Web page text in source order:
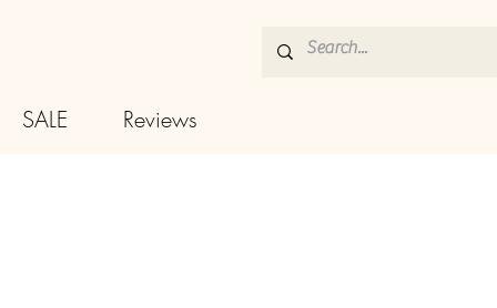
SALE Reviews